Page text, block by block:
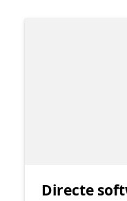
Directe